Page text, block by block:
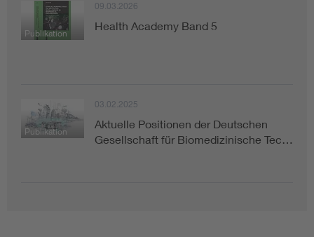
Publikation
09.03.2026
Health Academy Band 5
Publikation
03.02.2025
Aktuelle Positionen der Deutschen
Gesellschaft für Biomedizinische Tec…